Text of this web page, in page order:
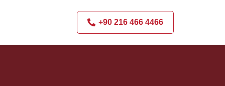
+90 216 466 4466